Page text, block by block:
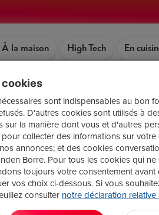
À la maison High Tech En
télétravail
Essayez d'affiner votre
cookies
sont indispensables au bon
D'autres cookies sont utilisés à
sur la manière dont vous et d'autres
collecter des informations sur
annonces; et des cookies
Borre. Pour tous les cookies qui
toujours votre consentement avant
vos choix ci-dessous. Si vous
consulter notre déclaration